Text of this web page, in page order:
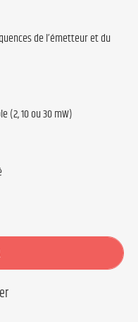
de l’émetteur et du
(2, 10 ou 30 mW)